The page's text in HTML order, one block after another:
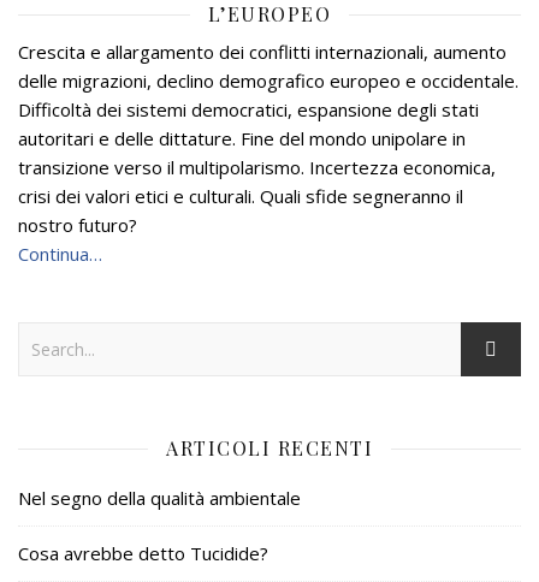
L’EUROPEO
Crescita e allargamento dei conflitti internazionali, aumento
delle migrazioni, declino demografico europeo e occidentale.
Difficoltà dei sistemi democratici, espansione degli stati
autoritari e delle dittature. Fine del mondo unipolare in
transizione verso il multipolarismo. Incertezza economica,
crisi dei valori etici e culturali. Quali sfide segneranno il
nostro futuro?
Continua…
ARTICOLI RECENTI
Nel segno della qualità ambientale
Cosa avrebbe detto Tucidide?